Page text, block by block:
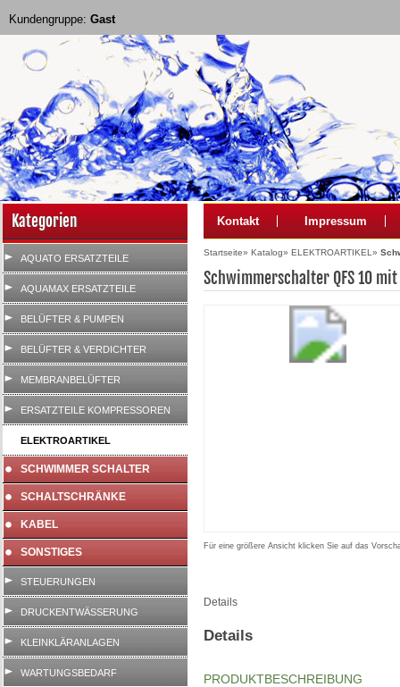
Kundengruppe: Gast
Kategorien
AQUATO ERSATZTEILE
AQUAMAX ERSATZTEILE
BELÜFTER & PUMPEN
BELÜFTER & VERDICHTER
MEMBRANBELÜFTER
ERSATZTEILE KOMPRESSOREN
ELEKTROARTIKEL
SCHWIMMER SCHALTER
SCHALTSCHRÄNKE
KABEL
SONSTIGES
STEUERUNGEN
DRUCKENTWÄSSERUNG
KLEINKLÄRANLAGEN
WARTUNGSBEDARF
Kontakt Impressum
Startseite» Katalog» ELEKTROARTIKEL »
Schwimmerschalter QFS 10
Für eine größere Ansicht klicken Sie auf das
Details
Details
PRODUKTBESCHREIBUNG